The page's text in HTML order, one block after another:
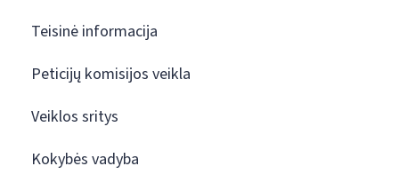
Teisinė informacija
Peticijų komisijos veikla
Veiklos sritys
Kokybės vadyba